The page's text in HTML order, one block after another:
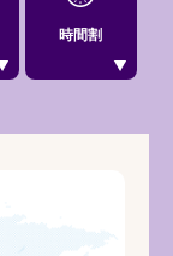
時間割